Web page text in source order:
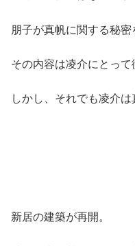
朋子が真帆に関する秘密
その内容は凌介にとって
しかし、それでも凌介は
新居の建築が再開。